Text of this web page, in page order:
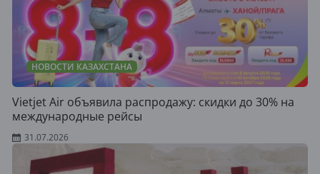
НОВОСТИ КАЗАХСТАНА
Vietjet Air объявила распродажу: скидки до 30% на
международные рейсы
31.07.2026